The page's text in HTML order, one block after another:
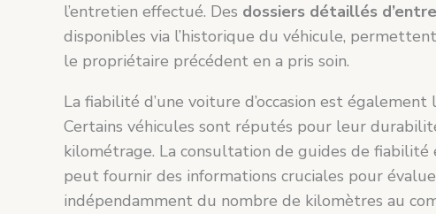
l’entretien effectué. Des dossiers détaillés
disponibles via l’historique du véhicule,
le propriétaire précédent en a pris soin.
La fiabilité d’une voiture d’occasion est également
Certains véhicules sont réputés pour leur
kilométrage. La consultation de guides de
peut fournir des informations cruciales pour
indépendamment du nombre de kilomètres au